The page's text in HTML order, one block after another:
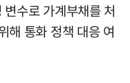
수로 가계부채를 처
해 통화 정책 대응 여